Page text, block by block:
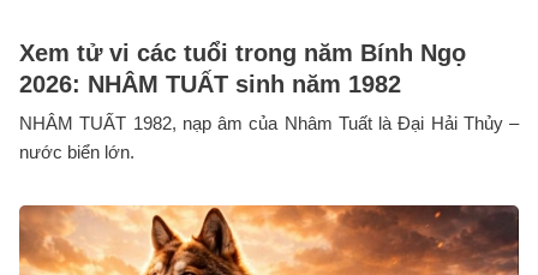
Xem tử vi các tuổi trong năm Bính Ngọ
2026: NHÂM TUẤT sinh năm 1982
NHÂM TUẤT 1982, nạp âm của Nhâm Tuất là Đại Hải Thủy –
nước biển lớn.